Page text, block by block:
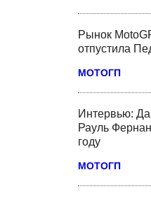
Рынок
отпустила
МОТОГП
Интервью:
Рауль
году
МОТОГП